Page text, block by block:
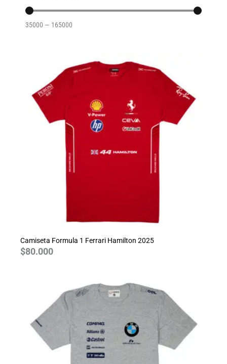
35000 — 165000
Camiseta Formula 1 Ferrari Hamilton 2025
$80.000